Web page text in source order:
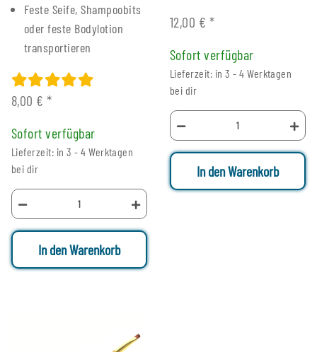
Feste Seife, Shampoobits
oder feste Bodylotion
transportieren
8,00 €*
Sofort verfügbar
Lieferzeit: in 3 - 4 Werktagen
bei dir
In den Warenkorb
12,00 € *
Sofort verfügbar
Lieferzeit: in 3 - 4 Werktagen
bei dir
In den Warenkorb